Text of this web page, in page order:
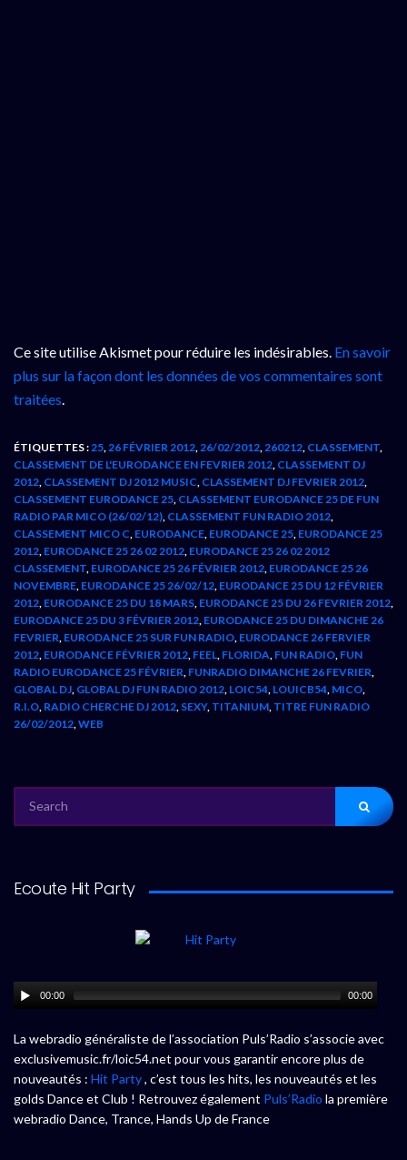
Ce site utilise Akismet pour réduire les indésirables. En savoir
plus sur la façon dont les données de vos commentaires sont
traitées.
ÉTIQUETTES : 25 26 FÉVRIER 2012 26/02/2012 260212 CLASSEMENT
CLASSEMENT DE L'EURODANCE EN FEVRIER 2012 CLASSEMENT DJ
2012 CLASSEMENT DJ 2012 MUSIC CLASSEMENT DJ FEVRIER 2012
CLASSEMENT EURODANCE 25 CLASSEMENT EURODANCE 25 DE FUN
RADIO PAR MICO (26/02/12) CLASSEMENT FUN RADIO 2012
CLASSEMENT MICO C EURODANCE EURODANCE 25 EURODANCE 25
2012 EURODANCE 25 26 02 2012 EURODANCE 25 26 02 2012
CLASSEMENT EURODANCE 25 26 FÉVRIER 2012 EURODANCE 25 26
NOVEMBRE EURODANCE 25 26/02/12 EURODANCE 25 DU 12 FÉVRIER
2012 EURODANCE 25 DU 18 MARS EURODANCE 25 DU 26 FEVRIER 2012
EURODANCE 25 DU 3 FÉVRIER 2012 EURODANCE 25 DU DIMANCHE 26
FEVRIER EURODANCE 25 SUR FUN RADIO EURODANCE 26 FERVIER
2012 EURODANCE FÉVRIER 2012 FEEL FLORIDA FUN RADIO FUN
RADIO EURODANCE 25 FÉVRIER FUNRADIO DIMANCHE 26 FEVRIER
GLOBAL DJ GLOBAL DJ FUN RADIO 2012 LOIC54 LOUICB54 MICO
R.I.O RADIO CHERCHE DJ 2012 SEXY, TITANIUM TITRE FUN RADIO
26/02/2012 WEB
FOR:
Ecoute Hit Party
00:00 00:00
La webradio généraliste de l’association Puls’Radio s’associe avec
exclusivemusic.fr/loic54.net pour vous garantir encore plus de
nouveautés : Hit Party, c’est tous les hits, les nouveautés et les
golds Dance et Club ! Retrouvez également Puls’Radio la première
webradio Dance, Trance, Hands Up de France